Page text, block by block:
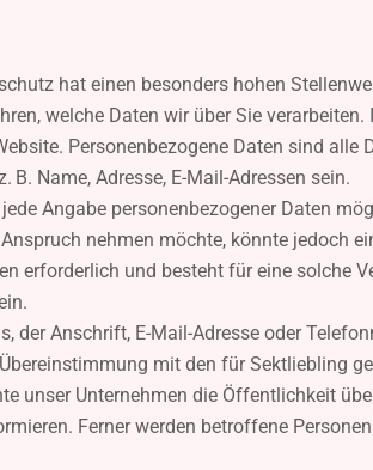
hat einen besonders hohen
welche Daten wir über Sie
Personenbezogene Daten sind
Name, Adresse, E-Mail-Adressen sein.
Angabe personenbezogener Daten
nehmen möchte, könnte jedoch
erforderlich und besteht für eine solche
der Anschrift, E-Mail-Adresse oder
mit den für Sektliebling
unser Unternehmen die Öffentlichkeit
Ferner werden betroffene